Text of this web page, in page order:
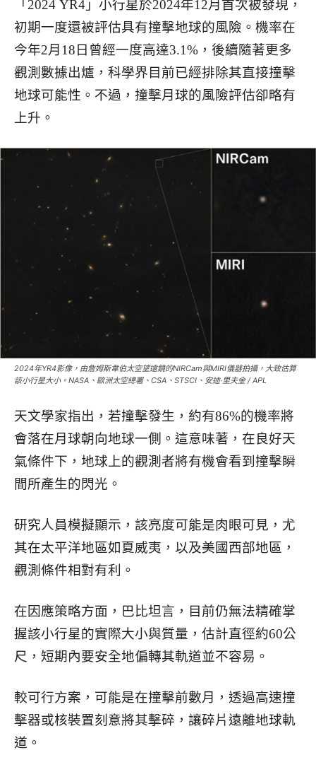
「2024 YR4」小行星於2024年12月首次被發現，
初期一度還被評估具有撞擊地球的風險。機率在
今年2月18日曾經一度高達3.1%，後續隨著更多
觀測數據出爐，科學界目前已經排除其直接撞擊
地球可能性。不過，撞擊月球的風險評估卻略有
上升。
2024年YR4影像，由詹姆斯韋伯太空望遠鏡的NIRCam與MIRI儀器拍攝，大致估算
該小行星大小。NASA、歐洲太空總署、CSA、STSCI、安迪·里夫金 / APL
天文學家指出，若撞擊發生，約有86%的機率將
會落在月球朝向地球一側。這意味著，在良好天
氣條件下，地球上的觀測者將有機會看到撞擊瞬
間所產生的閃光。
研究人員模擬顯示，該亮度可能是肉眼可見，尤
其在太平洋地區如夏威夷，以及美國西部地區，
觀測條件相對有利。
在因應策略方面，巴比坦言，目前仍無法精確掌
握該小行星的實際大小與質量，估計直徑約60公
尺，短期內要安全地偏轉其軌道並不容易。
較可行方案，可能是在撞擊前數月，透過高速撞
擊器或核裝置刻意將其擊碎，讓碎片遠離地球軌
道。